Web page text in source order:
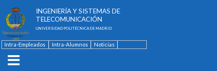
INGENIERÍA Y SISTEMAS DE
TELECOMUNICACIÓN
UNIVERSIDAD POLITÉCNICA DE MADRID
Intra-Empleados Intra-Alumnos
Noticias